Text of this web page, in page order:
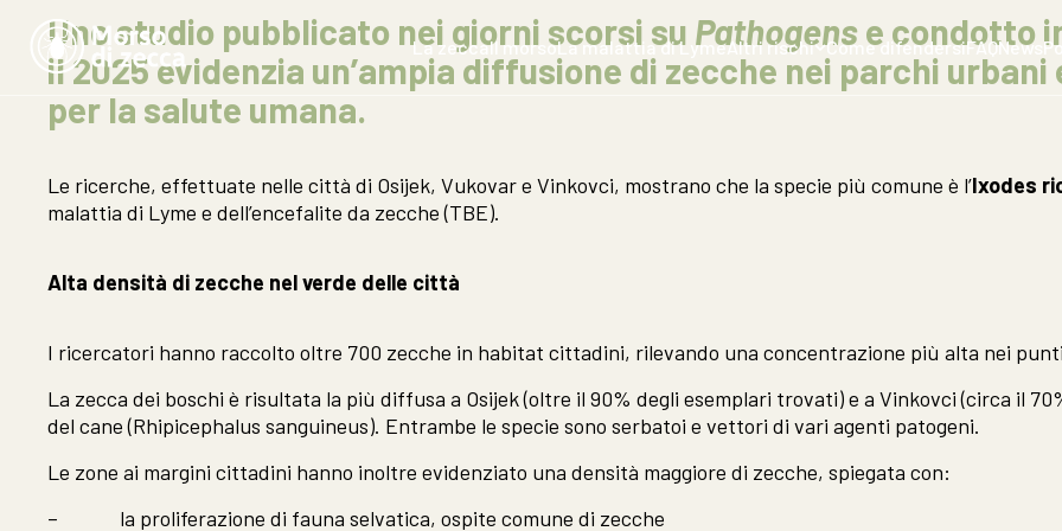
La zeccaIl morsoLa malattia di LymeAltri rischi Come difendersiFAQNews
Uno studio pubblicato nei giorni scorsi su Pathogense condotto
il 2025 evidenzia un’ampia diffusione di zecche nei parchi urbani
per la salute umana.
Le ricerche, effettuate nelle città di Osijek, Vukovar e Vinkovci, mostrano che la specie più comune è l’Ixodes
malattia di Lyme e dell’encefalite da zecche (TBE).
Alta densità di zecche nel verde delle città
I ricercatori hanno raccolto oltre 700 zecche in habitat cittadini, rilevando una concentrazione più alta nei
La zecca dei boschi è risultata la più diffusa a Osijek (oltre il 90% degli esemplari trovati) e a Vinkovci (circa il
del cane (Rhipicephalus sanguineus). Entrambe le specie sono serbatoi e vettori di vari agenti patogeni.
Le zone ai margini cittadini hanno inoltre evidenziato una densità maggiore di zecche, spiegata con:
– la proliferazione di fauna selvatica, ospite comune di zecche